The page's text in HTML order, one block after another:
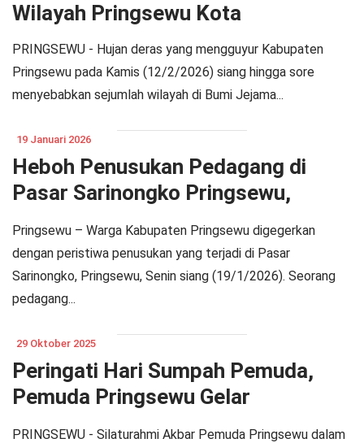
Wilayah Pringsewu Kota
PRINGSEWU - Hujan deras yang mengguyur Kabupaten
Pringsewu pada Kamis (12/2/2026) siang hingga sore
menyebabkan sejumlah wilayah di Bumi Jejama...
19 Januari 2026
Heboh Penusukan Pedagang di
Pasar Sarinongko Pringsewu,
Pelaku Ditangkap
Pringsewu – Warga Kabupaten Pringsewu digegerkan
dengan peristiwa penusukan yang terjadi di Pasar
Sarinongko, Pringsewu, Senin siang (19/1/2026). Seorang
pedagang...
29 Oktober 2025
Peringati Hari Sumpah Pemuda,
Pemuda Pringsewu Gelar
Silaturahmi Akbar
PRINGSEWU - Silaturahmi Akbar Pemuda Pringsewu dalam